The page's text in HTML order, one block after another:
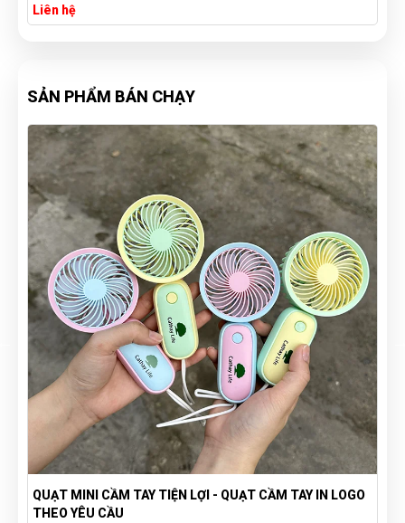
Liên hệ
SẢN PHẨM BÁN CHẠY
TÚI VẢI BỐ CANVAS IN LOGO THEO YÊU CẦU GIÁ RẺ -
XƯỞNG SẢN XUẤT TÚI VẢI CANVAS